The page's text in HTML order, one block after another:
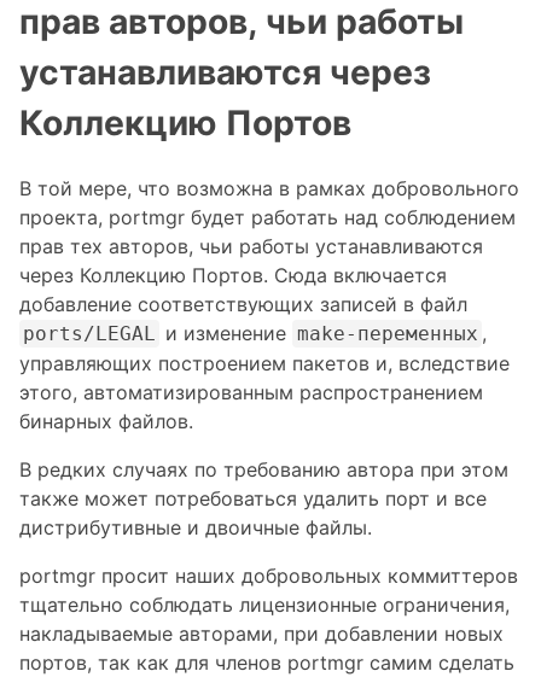
прав авторов, чьи работы
устанавливаются через
Коллекцию Портов
В той мере, что возможна в рамках добровольного
проекта, portmgr будет работать над соблюдением
прав тех авторов, чьи работы устанавливаются
через Коллекцию Портов. Сюда включается
добавление соответствующих записей в файл
ports/LEGAL и изменение make-переменных ,
управляющих построением пакетов и, вследствие
этого, автоматизированным распространением
бинарных файлов.
В редких случаях по требованию автора при этом
также может потребоваться удалить порт и все
дистрибутивные и двоичные файлы.
portmgr просит наших добровольных коммиттеров
тщательно соблюдать лицензионные ограничения,
накладываемые авторами, при добавлении новых
портов, так как для членов portmgr самим сделать